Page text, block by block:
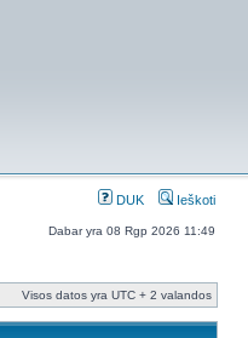
DUK Ieškoti
Dabar yra 08 Rgp 2026 11:49
Visos datos yra UTC + 2 valandos